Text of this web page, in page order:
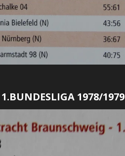
1.BUNDESLIGA 1978/1979